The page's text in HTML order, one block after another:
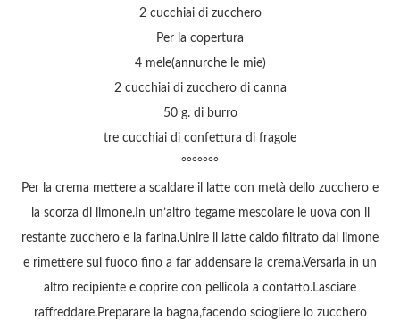
2 cucchiai di zucchero
Per la copertura
4 mele(annurche le mie)
2 cucchiai di zucchero di canna
50 g. di burro
tre cucchiai di confettura di fragole
°°°°°°°
Per la crema mettere a scaldare il latte con metà dello zucchero e
la scorza di limone.In un’altro tegame mescolare le uova con il
restante zucchero e la farina.Unire il latte caldo filtrato dal limone
e rimettere sul fuoco fino a far addensare la crema.Versarla in un
altro recipiente e coprire con pellicola a contatto.Lasciare
raffreddare.Preparare la bagna,facendo sciogliere lo zucchero